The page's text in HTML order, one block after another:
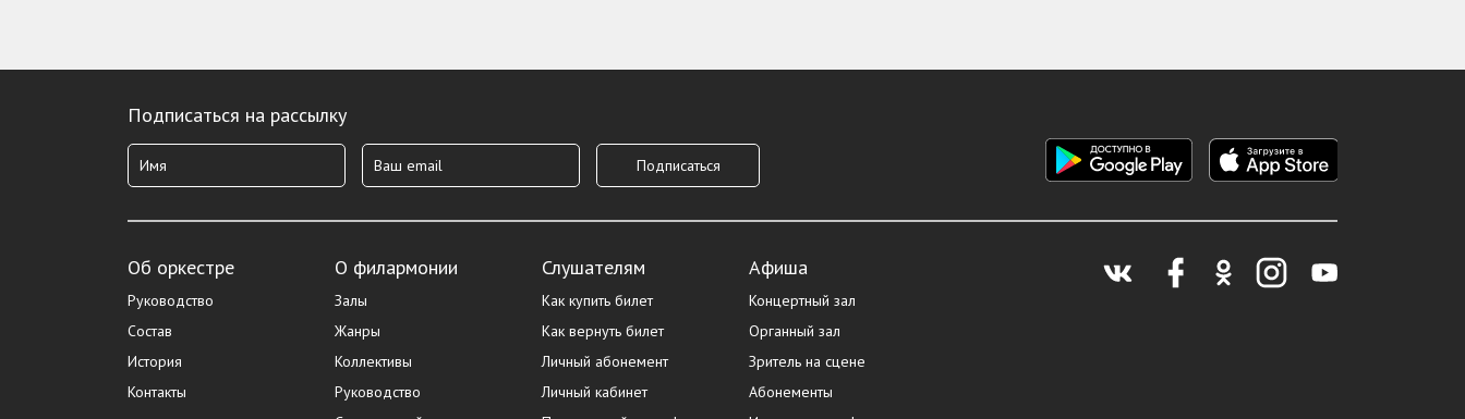
Подписаться на рассылку
Об оркестре
Руководство
Состав
История
Контакты
О филармонии
Залы
Жанры
Коллективы
Руководство
Слушателям
Как купить билет
Как вернуть билет
Личный абонемент
Личный кабинет
Афиша
Концертный зал
Органный зал
Зритель на сцене
Абонементы